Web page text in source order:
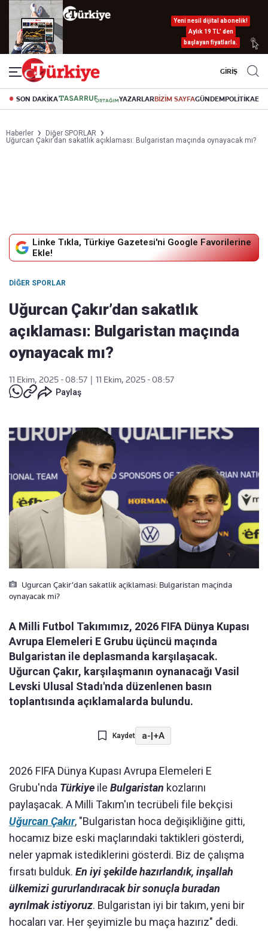
Yeni nesil dijital abonelik!
Aylık 19 TL’ den
başlayan fiyatlarla.
GİRİŞ
SON DAKİKA YAZARLARBİZİM SAYFAGÜNDEMPOLİTİKA
Haberler
Diğer SPORLAR
Uğurcan Çakır’dan sakatlık açıklaması: Bulgaristan maçında oynayacak mı?
Linke Tıkla, Türkiye Gazetesi'ni Google Favorilerine
Ekle!
DIĞER SPORLAR
Uğurcan Çakır’dan sakatlık
açıklaması: Bulgaristan maçında
oynayacak mı?
11 Ekim, 2025 - 08:57
11 Ekim, 2025 - 08:57
Paylaş
Ugurcan Çakir’dan sakatlik açiklamasi: Bulgaristan maçinda
oynayacak mi?
A Milli Futbol Takımımız, 2026 FIFA Dünya Kupası
Avrupa Elemeleri E Grubu üçüncü maçında
Bulgaristan ile deplasmanda karşılaşacak.
Uğurcan Çakır, karşılaşmanın oynanacağı Vasil
Levski Ulusal Stadı'nda düzenlenen basın
toplantısında açıklamalarda bulundu.
Kaydet a-|+A
2026 FIFA Dünya Kupası Avrupa Elemeleri E
Grubu'nda Türkiye ile Bulgaristan kozlarını
paylaşacak. A Milli Takım'ın tecrübeli file bekçisi
Uğurcan Çakır, "Bulgaristan hoca değişikliğine gitti,
hocamız bize eski maçlarındaki taktikleri gösterdi,
neler yapmak istediklerini gösterdi. Biz de çalışma
fırsatı bulduk. En iyi şekilde hazırlandık, inşallah
ülkemizi gururlandıracak bir sonuçla buradan
ayrılmak istiyoruz. Bulgaristan iyi bir takım, yeni bir
hocaları var. Her şeyimizle bu maça hazırız" dedi.